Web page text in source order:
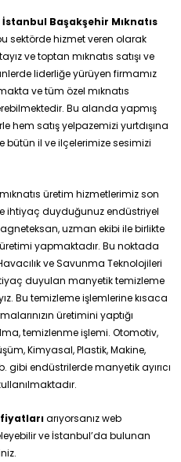
İstanbul Başakşehir Mıknatıs
sektörde hizmet veren olarak
ve toptan mıknatıs satışı ve
liderliğe yürüyen firmamız
ve tüm özel mıknatıs
Bu alanda yapmış
hem satış yelpazemizi yurtdışına
bütün il ve ilçelerimize sesimizi
üretim hizmetlerimiz son
ihtiyaç duyduğunuz endüstriyel
uzman ekibi ile birlikte
yapmaktadır. Bu noktada
ve Savunma Teknolojileri
duyulan manyetik temizleme
Bu temizleme işlemlerine kısaca
üretimini yaptığı
temizlenme işlemi. Otomotiv,
Kimyasal, Plastik, Makine,
gibi endüstrilerde manyetik ayırıcı
fiyatlarıarıyorsanız web
ve İstanbul’da bulunan